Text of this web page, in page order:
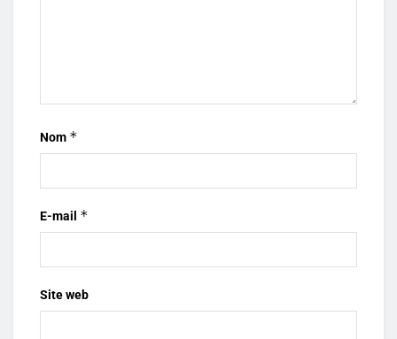
Nom *
E-mail *
Site web